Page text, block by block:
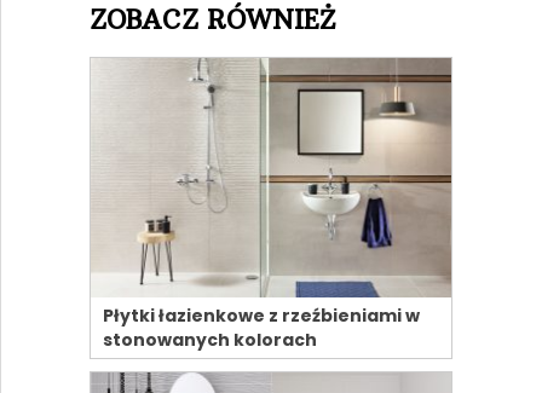
ZOBACZ RÓWNIEŻ
Płytki łazienkowe z rzeźbieniami w
stonowanych kolorach